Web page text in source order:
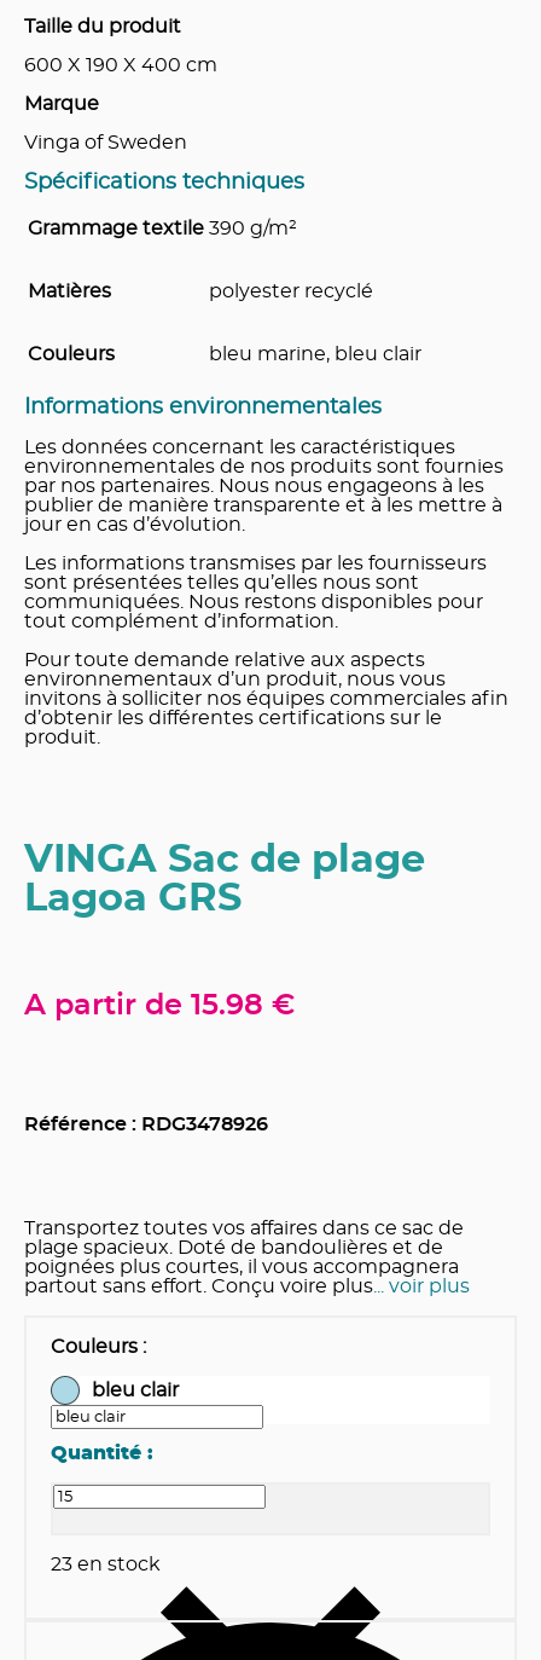
Taille du produit
600 X 190 X 400 cm
Marque
Vinga of Sweden
Spécifications techniques
Grammage textile 390 g/m²
Matières polyester recyclé
Couleurs bleu marine, bleu clair
Informations environnementales
Les données concernant les caractéristiques
environnementales de nos produits sont fournies
par nos partenaires. Nous nous engageons à les
publier de manière transparente et à les mettre à
jour en cas d’évolution.
Les informations transmises par les fournisseurs
sont présentées telles qu’elles nous sont
communiquées. Nous restons disponibles pour
tout complément d’information.
Pour toute demande relative aux aspects
environnementaux d’un produit, nous vous
invitons à solliciter nos équipes commerciales afin
d’obtenir les différentes certifications sur le
produit.
VINGA Sac de plage
Lagoa GRS
A partir de 15.98 €
Référence : RDG3478926
Transportez toutes vos affaires dans ce sac de
plage spacieux. Doté de bandoulières et de
poignées plus courtes, il vous accompagnera
partout sans effort. Conçu voire plus... voir plus
Couleurs :
bleu clair
Quantité :
23 en stock